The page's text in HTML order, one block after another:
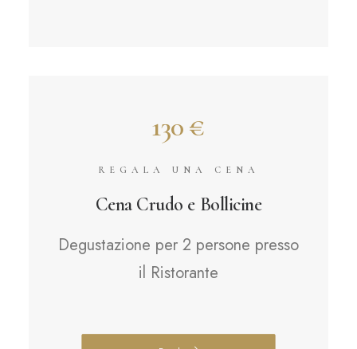
130 €
REGALA UNA CENA
Cena Crudo e Bollicine
Degustazione per 2 persone presso
il Ristorante